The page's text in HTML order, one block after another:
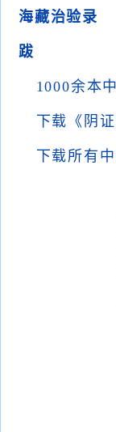
海藏治验录
跋
1000余本
下载《阴
下载所有